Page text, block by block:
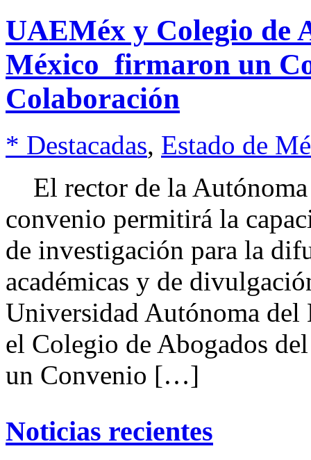
UAEMéx y Colegio de
México firmaron un
Colaboración
* Destacadas, Estado de
El rector de la Autónoma
convenio permitirá la
de investigación para la
académicas y de
Universidad Autónoma
el Colegio de Abogados
un Convenio […]
Noticias recientes